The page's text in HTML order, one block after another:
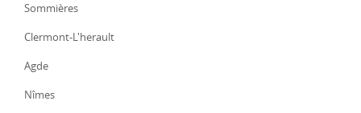
Sommières
Clermont-L'herault
Agde
Nîmes